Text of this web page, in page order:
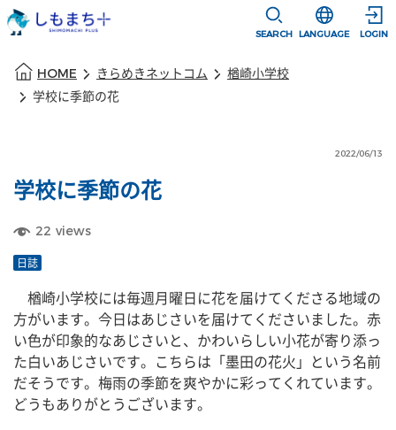
SEARCH
選択すると言
LANGUAGE LOGIN
HOME きらめきネットコム
楢崎小学校
学校に季節の花
2022/06/13
学校に季節の花
22 views
日誌
楢崎小学校には毎週月曜日に花を届けてくださる地域の
方がいます。今日はあじさいを届けてくださいました。赤
い色が印象的なあじさいと、かわいらしい小花が寄り添っ
た白いあじさいです。こちらは「墨田の花火」という名前
だそうです。梅雨の季節を爽やかに彩ってくれています。
どうもありがとうございます。